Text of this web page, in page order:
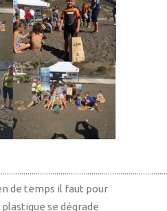
de temps il faut pour
se dégrade